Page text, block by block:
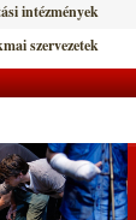
intézmények
szervezetek